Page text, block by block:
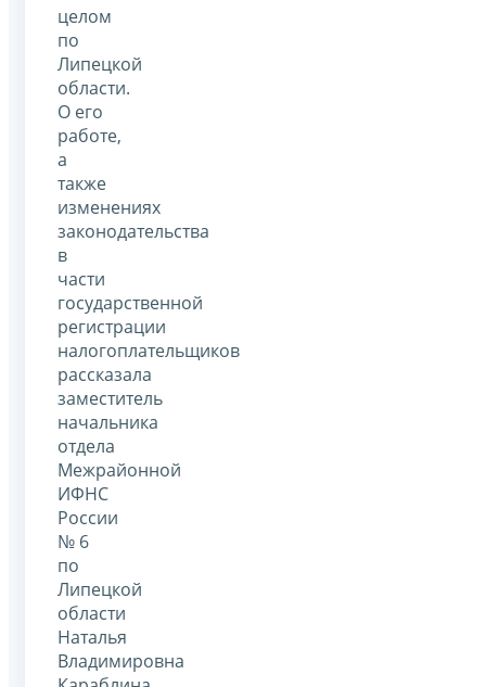
целом
по
Липецкой
области.
О его
работе,
а
также
изменениях
законодательства
в
части
государственной
регистрации
налогоплательщиков
рассказала
заместитель
начальника
отдела
Межрайонной
ИФНС
России
№ 6
по
Липецкой
области
Наталья
Владимировна